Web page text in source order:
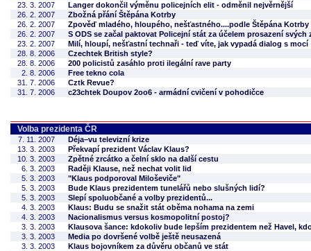
23. 3. 2007
Langer dokončil výměnu policejních elit - odměnil nejvěrnější
26. 2. 2007
Zbožná přání Štěpána Kotrby
26. 2. 2007
Zpověď mladého, hloupého, nešťastného....podle Štěpána Kotrby
26. 2. 2007
S ODS se začal paktovat Policejní stát za účelem prosazení svých
23. 2. 2007
Milí, hloupí, nešťastní technaři - teď víte, jak vypadá dialog s mocí
28. 8. 2006
Czechtek British style?
28. 8. 2006
200 policistů zasáhlo proti ilegální rave party
2. 8. 2006
Free tekno cola
31. 7. 2006
Cztk Revue?
31. 7. 2006
c23chtek Doupov 2oo6 - armádní cvičení v pohodičce
Volba prezidenta ČR
7. 11. 2007
Déja–vu televizní krize
13. 3. 2003
Překvapí prezident Václav Klaus?
10. 3. 2003
Zpětné zrcátko a čelní sklo na další cestu
6. 3. 2003
Raději Klause, než nechat volit lid
5. 3. 2003
"Klaus podporoval Miloševiče"
5. 3. 2003
Bude Klaus prezidentem tunelářů nebo slušných lidí?
5. 3. 2003
Slepí spoluobčané a volby prezidentů...
4. 3. 2003
Klaus: Budu se snažit stát oběma nohama na zemi
4. 3. 2003
Nacionalismus versus kosmopolitní postoj?
3. 3. 2003
Klausova šance: kdokoliv bude lepším prezidentem než Havel,
3. 3. 2003
Media po dovršené volbě ještě neusazená
3. 3. 2003
Klaus bojovníkem za důvěru občanů ve stát